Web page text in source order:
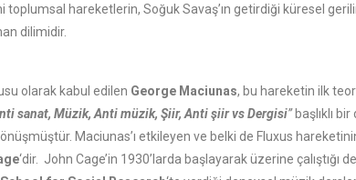
toplumsal hareketlerin, Soğuk Savaş’ın getirdiği küresel
dilimidir.
olarak kabul edilen George Maciunas, bu hareketin ilk
sanat, Müzik, Anti müzik, Şiir, Anti şiir vs Dergisi”başlıklı
Maciunas’ı etkileyen ve belki de Fluxus
‘dir. John Cage’in 1930’larda başlayarak üzerine